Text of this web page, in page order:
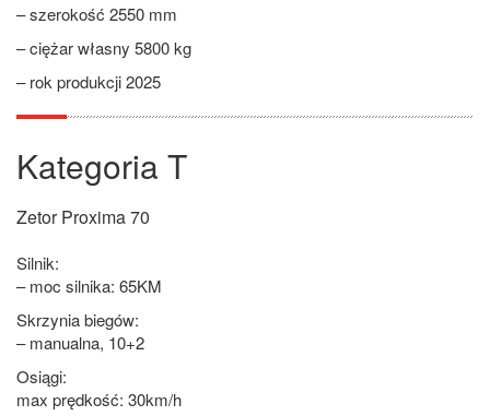
– szerokość 2550 mm
– ciężar własny 5800 kg
– rok produkcji 2025
Kategoria T
Zetor Proxima 70
Silnik:
– moc silnika: 65KM
Skrzynia biegów:
– manualna, 10+2
Osiągi:
max prędkość: 30km/h